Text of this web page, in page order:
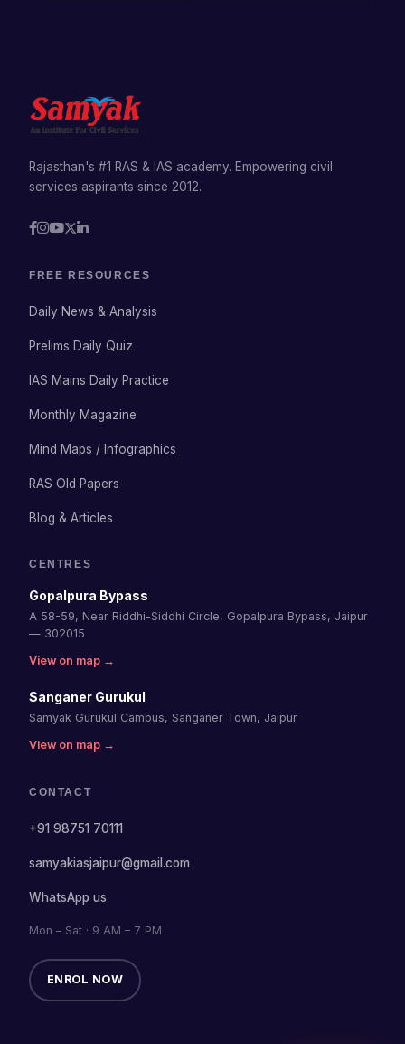
Rajasthan's #1 RAS & IAS academy. Empowering civil
services aspirants since 2012.
FREE RESOURCES
Daily News & Analysis
Prelims Daily Quiz
IAS Mains Daily Practice
Monthly Magazine
Mind Maps / Infographics
RAS Old Papers
Blog & Articles
CENTRES
Gopalpura Bypass
A 58-59, Near Riddhi-Siddhi Circle, Gopalpura Bypass, Jaipur
— 302015
View on map →
Sanganer Gurukul
Samyak Gurukul Campus, Sanganer Town, Jaipur
View on map →
CONTACT
+91 98751 70111
samyakiasjaipur@gmail.com
WhatsApp us
Mon – Sat · 9 AM – 7 PM
ENROL NOW